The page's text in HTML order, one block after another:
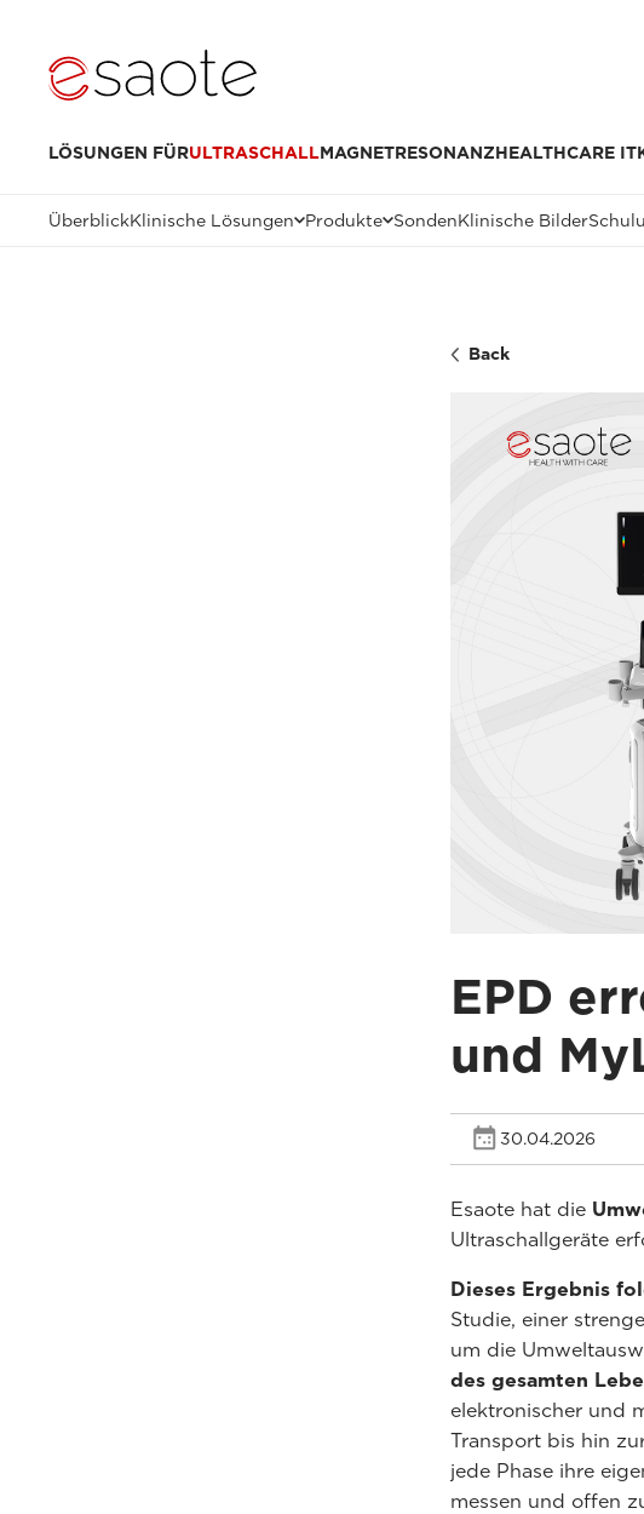
LÖSUNGEN FÜRULTRASCHALLMAGNETRESONANZHEALTHCARE IT
ÜberblickKlinische Lösungen Produkte SondenKlinische Bilder
Back
EPD
und
30.04.2026
Esaote hat die
Ultraschallgeräte
Dieses Ergebnis
Studie, einer
um die
des gesamten
elektronischer und
Transport bis hin
jede Phase ihre
messen und offen